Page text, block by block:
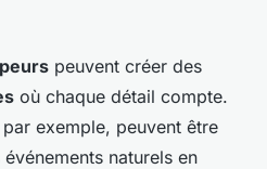
peuvent créer des
où chaque détail compte.
exemple, peuvent être
naturels en